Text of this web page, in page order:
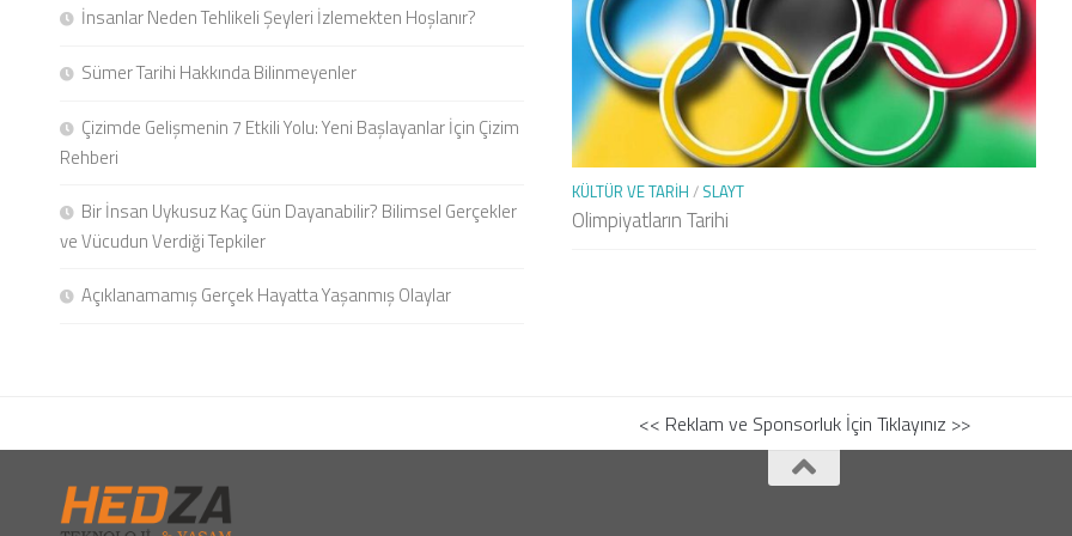
İnsanlar Neden Tehlikeli Şeyleri İzlemekten Hoşlanır?
Sümer Tarihi Hakkında Bilinmeyenler
Çizimde Gelişmenin 7 Etkili Yolu: Yeni Başlayanlar İçin Çizim
Rehberi
Bir İnsan Uykusuz Kaç Gün Dayanabilir? Bilimsel Gerçekler
ve Vücudun Verdiği Tepkiler
Açıklanamamış Gerçek Hayatta Yaşanmış Olaylar
KÜLTÜR VE TARIH / SLAYT
Olimpiyatların Tarihi
<< Reklam ve Sponsorluk İçin Tıklayınız >>